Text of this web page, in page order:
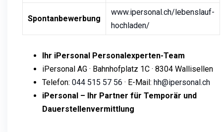
Spontanbewerbung
www.ipersonal.ch/lebenslauf-
hochladen/
Ihr iPersonal Personalexperten-Team
iPersonal AG · Bahnhofplatz 1C · 8304 Wallisellen
Telefon: 044 515 57 56 · E-Mail: hh@ipersonal.ch
iPersonal – Ihr Partner für Temporär und
Dauerstellenvermittlung